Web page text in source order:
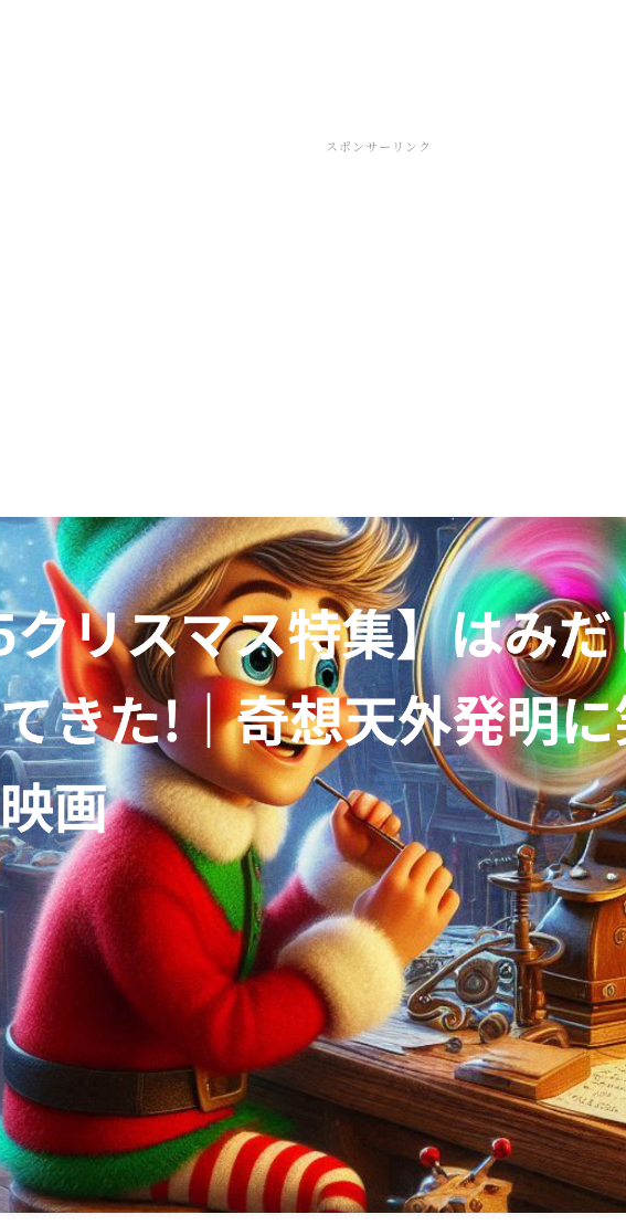
スポンサーリンク